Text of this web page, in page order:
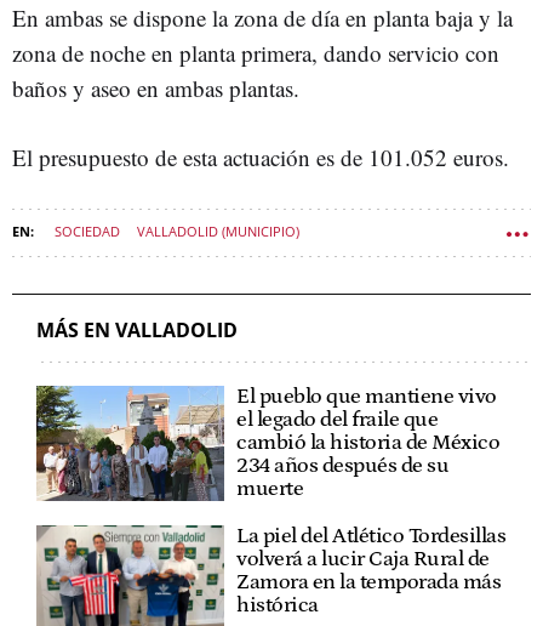
En ambas se dispone la zona de día en planta baja y la
zona de noche en planta primera, dando servicio con
baños y aseo en ambas plantas.
El presupuesto de esta actuación es de 101.052 euros.
SOCIEDAD VALLADOLID (MUNICIPIO)
MÁS EN VALLADOLID
El pueblo que mantiene vivo
el legado del fraile que
cambió la historia de México
234 años después de su
muerte
La piel del Atlético Tordesillas
volverá a lucir Caja Rural de
Zamora en la temporada más
histórica